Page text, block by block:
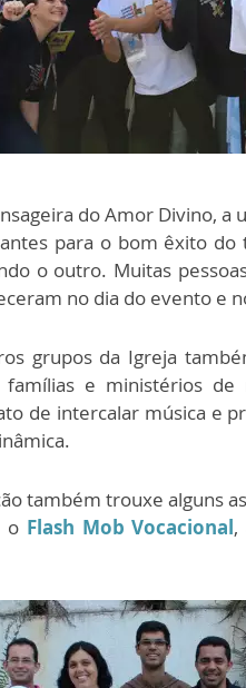
do Amor Divino,
para o bom êxito do
o outro. Muitas
no dia do evento e
grupos da Igreja
famílias e ministérios
de intercalar música e
também trouxe alguns
o Flash Mob Vocacional,